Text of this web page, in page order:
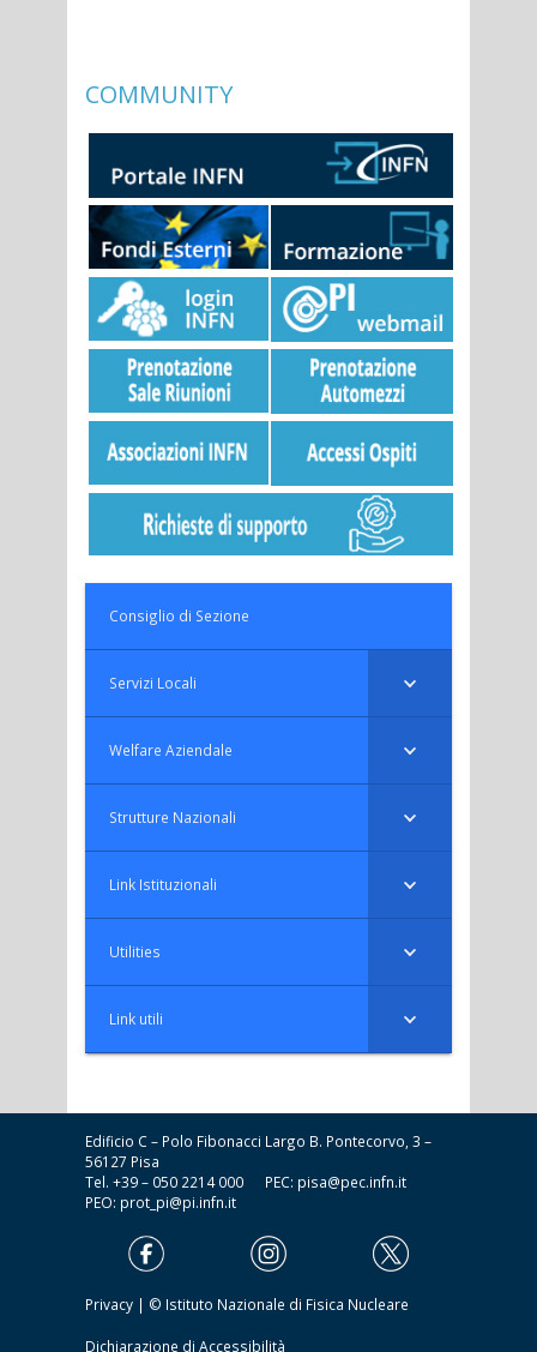
COMMUNITY
Consiglio di Sezione
Servizi Locali
Welfare Aziendale
Strutture Nazionali
Link Istituzionali
Utilities
Link utili
Edificio C – Polo Fibonacci Largo B. Pontecorvo, 3 –
56127 Pisa
Tel. +39 – 050 2214 000 PEC: pisa@pec.infn.it
PEO: prot_pi@pi.infn.it
Privacy | © Istituto Nazionale di Fisica Nucleare
Dichiarazione di Accessibilità